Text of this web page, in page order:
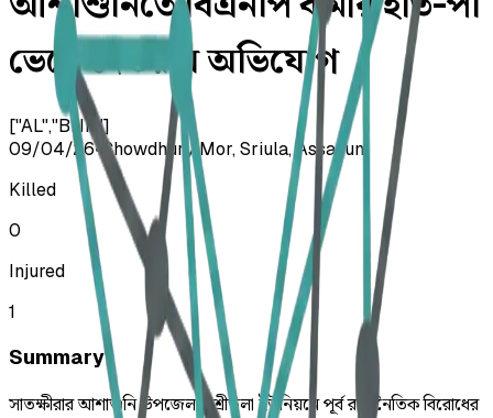
ভেঙে দেওয়ার অভিযোগ
["AL","BNP"]
09/04/26• Chowdhury Mor, Sriula, Assasuni
Killed
0
Injured
1
Summary
সাতক্ষীরার আশাশুনি উপজেলার শ্রীউলা ইউনিয়নে পূর্ব রাজনৈতিক বিরোধের